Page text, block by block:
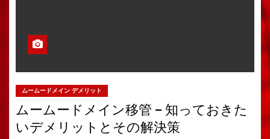
ムームードメイン デメリット
ムームードメイン移管 – 知っておきた
いデメリットとその解決策